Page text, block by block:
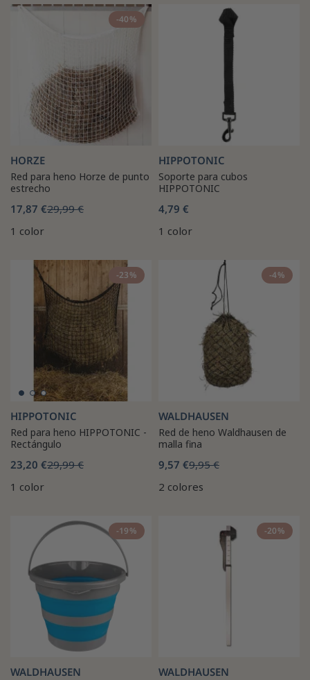
-40%
HORZE
Red para heno Horze de punto
estrecho
17,87 €29,99 €
1 color
HIPPOTONIC
Soporte para cubos
HIPPOTONIC
4,79 €
1 color
-23%
HIPPOTONIC
Red para heno HIPPOTONIC -
Rectángulo
23,20 €29,99 €
1 color
-4%
WALDHAUSEN
Red de heno Waldhausen de
malla fina
9,57 €9,95 €
2 colores
-19%
WALDHAUSEN
-20%
WALDHAUSEN